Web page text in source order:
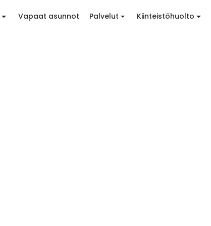
Vapaat asunnot Palvelut Kiinteistöhuolto